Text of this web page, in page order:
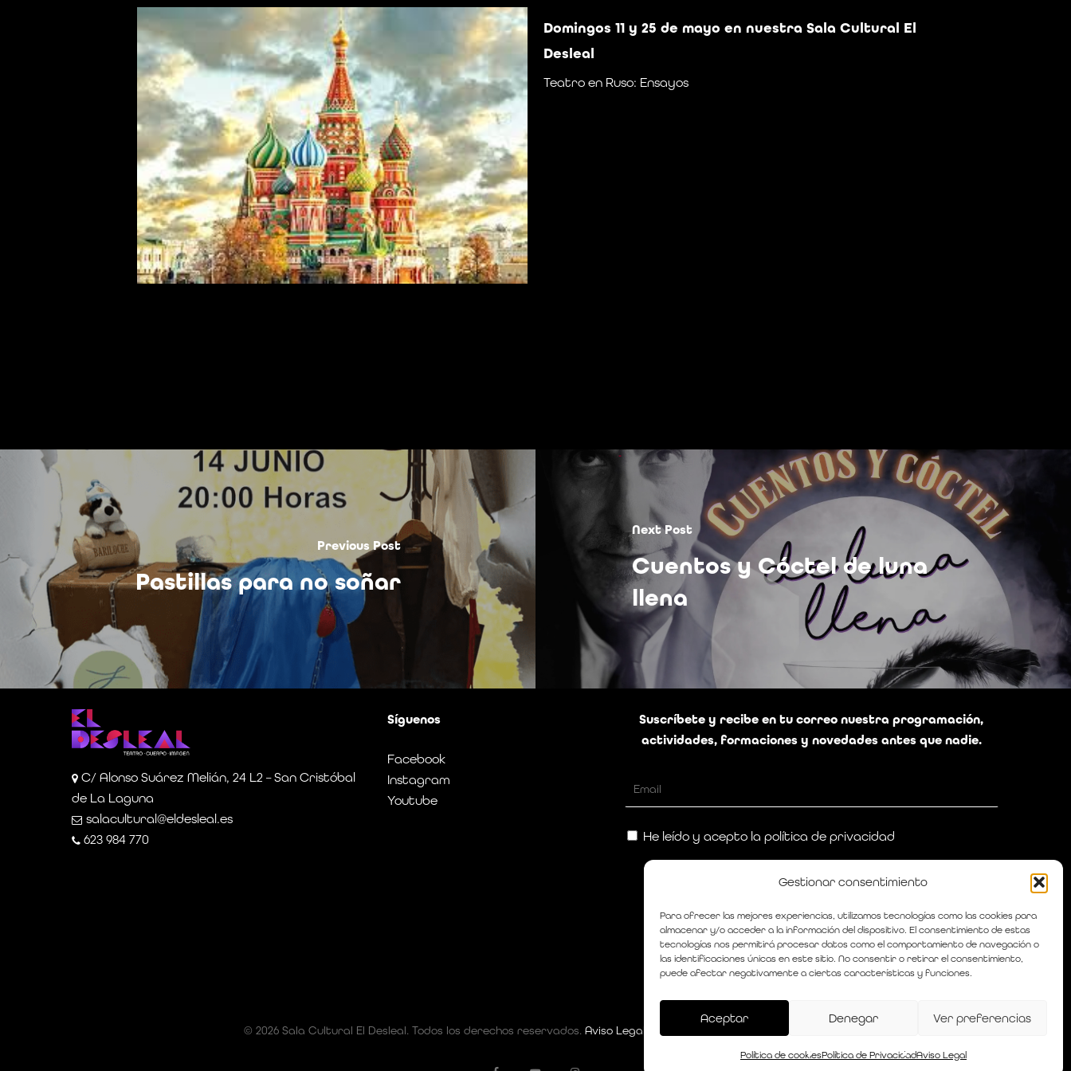
Gestionar consentimiento
Para ofrecer las mejores experiencias, utilizamos tecnologías como las cookies para
almacenar y/o acceder a la información del dispositivo. El consentimiento de estas
tecnologías nos permitirá procesar datos como el comportamiento de navegación o
las identificaciones únicas en este sitio. No consentir o retirar el consentimiento,
puede afectar negativamente a ciertas características y funciones.
Aceptar Denegar Ver preferencias
Política de cookiesPolítica de PrivacidadAviso Legal
Domingos 11 y 25 de mayo en nuestra Sala Cultural El
Desleal
Teatro en Ruso: Ensayos
Previous Post
Pastillas para no soñar
Next Post
Cuentos y Cóctel de luna
llena
C/ Alonso Suárez Melián, 24 L2 – San Cristóbal
de La Laguna
salacultural@eldesleal.es
623 984 770
Síguenos
Facebook
Instagram
Youtube
Suscríbete y recibe en tu correo nuestra programación,
actividades, formaciones y novedades antes que nadie.
He leído y acepto la política de privacidad
© 2026 Sala Cultural El Desleal. Todos los derechos reservados.Aviso Legal Política de Privacidad Cookies